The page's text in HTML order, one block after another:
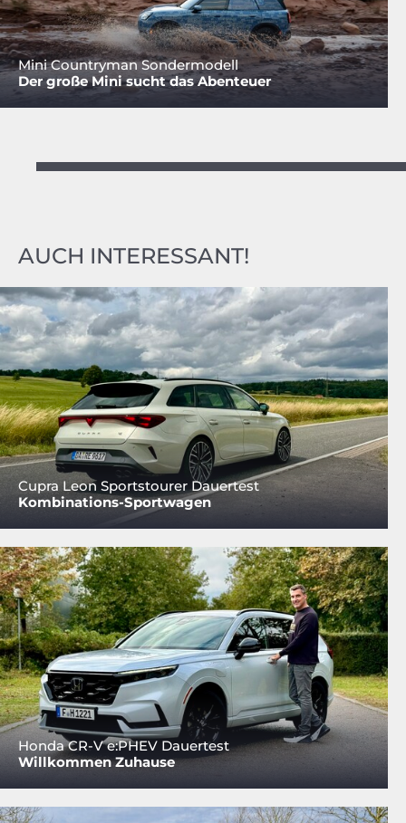
Mini Countryman Sondermodell
Der große Mini sucht das Abenteuer
AUCH INTERESSANT!
Cupra Leon Sportstourer Dauertest
Kombinations-Sportwagen
Honda CR-V e:PHEV Dauertest
Willkommen Zuhause